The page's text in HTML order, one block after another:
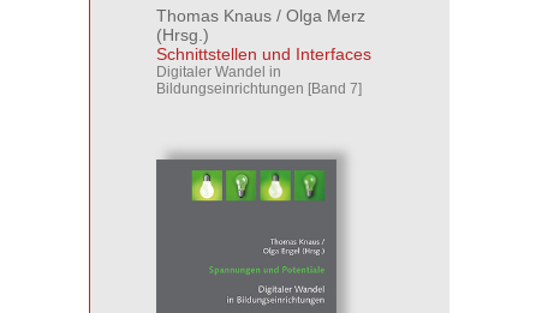
Thomas Knaus / Olga Merz
(Hrsg.)
Schnittstellen und Interfaces
Digitaler Wandel in
Bildungseinrichtungen [Band 7]